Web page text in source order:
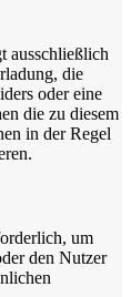
ausschließlich
die
oder eine
die zu diesem
in der Regel
um
den Nutzer